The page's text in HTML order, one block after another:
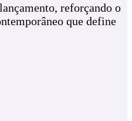
reforçando o
que define